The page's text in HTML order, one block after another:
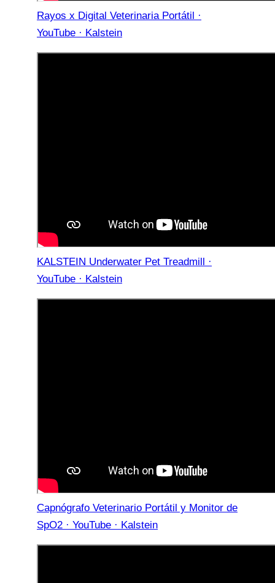
Rayos x Digital Veterinaria Portátil ·
YouTube · Kalstein
KALSTEIN Underwater Pet Treadmill ·
YouTube · Kalstein
Capnógrafo Veterinario Portátil y Monitor de
SpO2 · YouTube · Kalstein